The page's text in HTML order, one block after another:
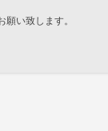
い致します。